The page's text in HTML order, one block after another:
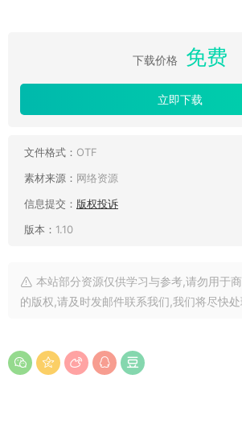
下载价格 免费
立即下载
文件格式： OTF
素材来源： 网络资源
信息提交： 版权投诉
版本： 1.10
本站部分资源仅供学习与参考,请勿用于
的版权,请及时发邮件联系我们,我们将尽快处